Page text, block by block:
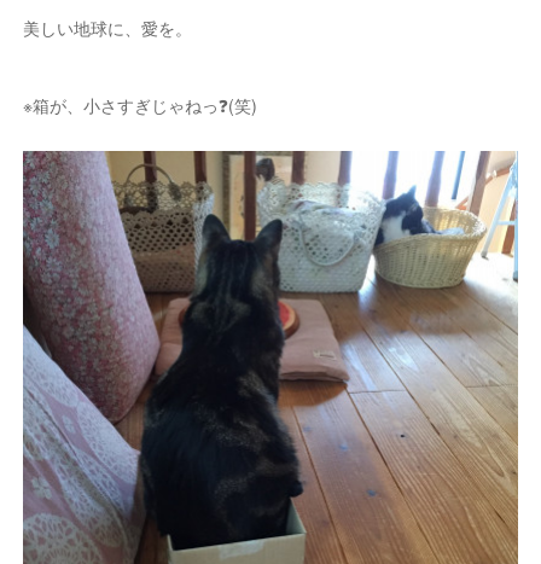
美しい地球に、愛を。
※箱が、小さすぎじゃねっ❓(笑)